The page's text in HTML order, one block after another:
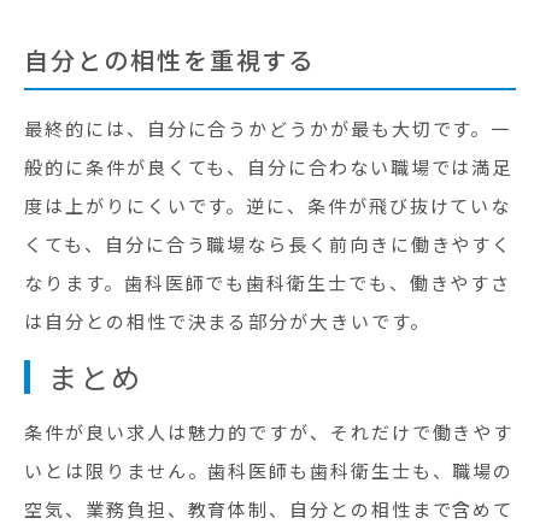
自分との相性を重視する
最終的には、自分に合うかどうかが最も大切です。一
般的に条件が良くても、自分に合わない職場では満足
度は上がりにくいです。逆に、条件が飛び抜けていな
くても、自分に合う職場なら長く前向きに働きやすく
なります。歯科医師でも歯科衛生士でも、働きやすさ
は自分との相性で決まる部分が大きいです。
まとめ
条件が良い求人は魅力的ですが、それだけで働きやす
いとは限りません。歯科医師も歯科衛生士も、職場の
空気、業務負担、教育体制、自分との相性まで含めて